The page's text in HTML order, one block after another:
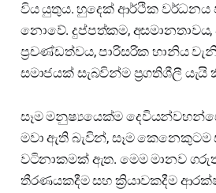
විය යුතුය. හුදෙක් ආර්ථික වර්ධනය
නොවේ. දුප්පත්කම, අසමානතාවය,
ප්‍රචණ්ඩත්වය, පාරිසරික හානිය
සමාජයක් සැබවින්ම ප්‍රගතිශීලී
සෑම මනුෂ්‍යයෙක්ම
මවා ඇති බැවින්, සෑම
වටිනාකමක් ඇත. මෙම මානව
තීරණයකදීම සහ ක්‍රියාවකදීම